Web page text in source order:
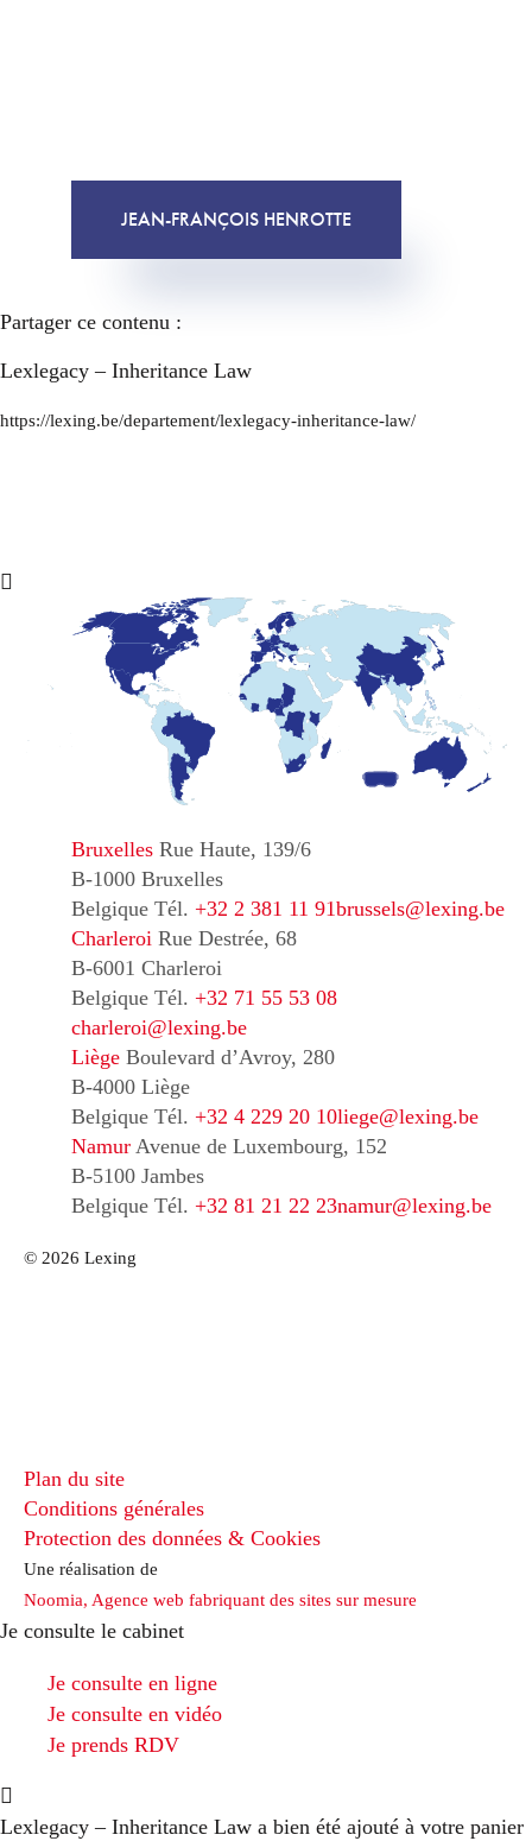
JEAN-FRANÇOIS HENROTTE
Partager ce contenu :
Lexlegacy – Inheritance Law
https://lexing.be/departement/lexlegacy-inheritance-law/
Bruxelles Rue Haute, 139/6
B-1000 Bruxelles
Belgique Tél. +32 2 381 11 91brussels@lexing.be
Charleroi Rue Destrée, 68
B-6001 Charleroi
Belgique Tél. +32 71 55 53 08
charleroi@lexing.be
Liège Boulevard d’Avroy, 280
B-4000 Liège
Belgique Tél. +32 4 229 20 10liege@lexing.be
Namur Avenue de Luxembourg, 152
B-5100 Jambes
Belgique Tél. +32 81 21 22 23namur@lexing.be
© 2026 Lexing
Plan du site
Conditions générales
Protection des données & Cookies
Une réalisation de
Noomia, Agence web fabriquant des sites sur mesure
Je consulte le cabinet
Je consulte en ligne
Je consulte en vidéo
Je prends RDV
Lexlegacy – Inheritance Law a bien été ajouté à votre panier